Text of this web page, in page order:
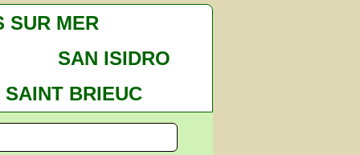
SUR MER
SAN ISIDRO
SAINT BRIEUC